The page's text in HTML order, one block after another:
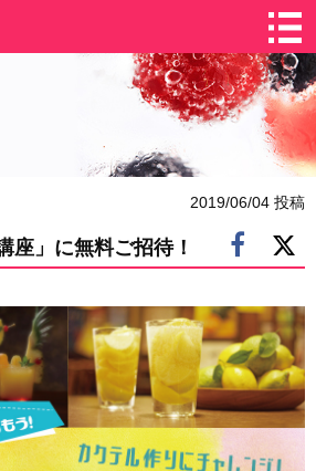
2019/06/04 投稿
座」に無料ご招待！